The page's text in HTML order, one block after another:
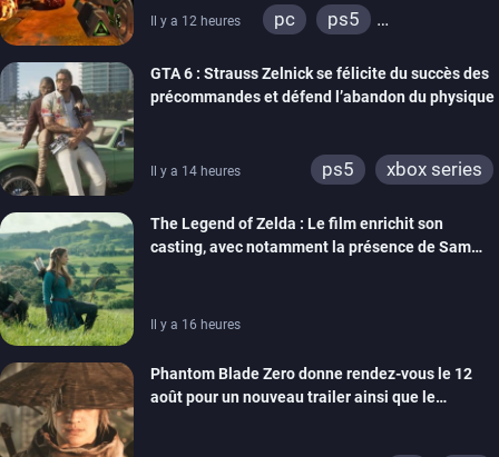
Il y a 12 heures pc
ps5
GTA 6 : Strauss Zelnick se félicite du succès des
précommandes et défend l’abandon du physique
Il y a 14 heures ps5 xbox series
The Legend of Zelda : Le film enrichit son
casting, avec notamment la présence de Sam
Il y a 16 heures
Phantom Blade Zero donne rendez-vous le 12
août pour un nouveau trailer ainsi que le